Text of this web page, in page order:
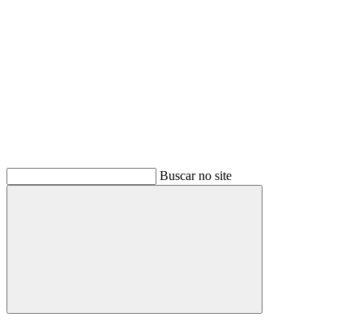
Buscar no site
Buscar